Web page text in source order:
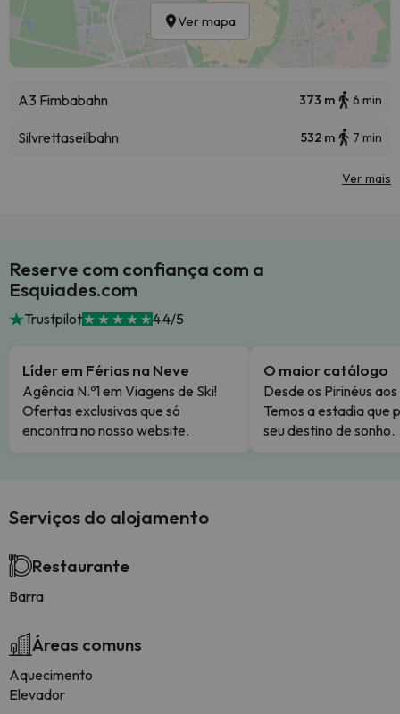
Ver mapa
A3 Fimbabahn 373 m 6 min
Silvrettaseilbahn 532 m 7 min
Ver mais
Reserve com confiança com a
Esquiades.com
Trustpilot 4.4/5
Líder em Férias na Neve
Agência N.º1 em Viagens de Ski!
Ofertas exclusivas que só
encontra no nosso website.
O maior catálogo
Desde os Pirinéus
Temos a estadia que
seu destino de sonho.
Serviços do alojamento
Restaurante
Barra
Áreas comuns
Aquecimento
Elevador